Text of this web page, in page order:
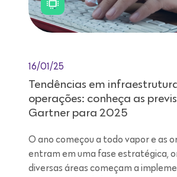
16/01/25
Tendências em
operações: conheça as
Gartner para 2025
O ano começou a todo vapor e as
entram em uma fase estratégica,
diversas áreas começam a